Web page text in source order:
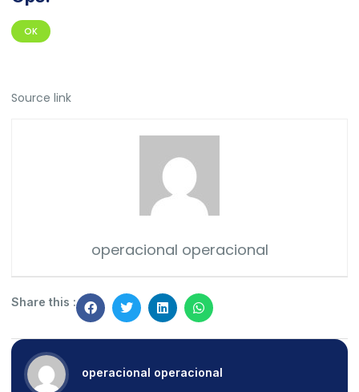
OK
Source link
operacional operacional
Share this :
operacional operacional